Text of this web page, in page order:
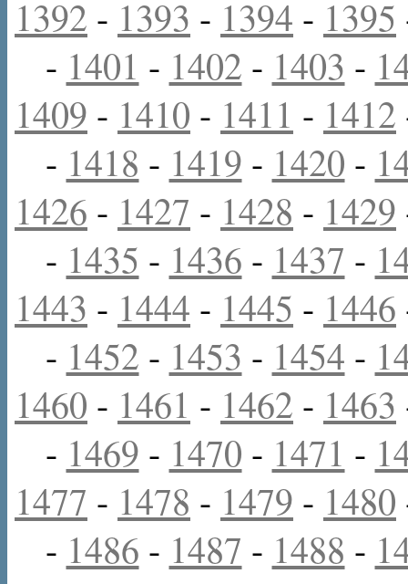
1392 - 1393 - 1394 - 1395
- 1401 - 1402 - 1403 -
1409 - 1410 - 1411 - 1412
- 1418 - 1419 - 1420 -
1426 - 1427 - 1428 - 1429
- 1435 - 1436 - 1437 -
1443 - 1444 - 1445 - 1446
- 1452 - 1453 - 1454 -
1460 - 1461 - 1462 - 1463
- 1469 - 1470 - 1471 -
1477 - 1478 - 1479 - 1480
- 1486 - 1487 - 1488 -